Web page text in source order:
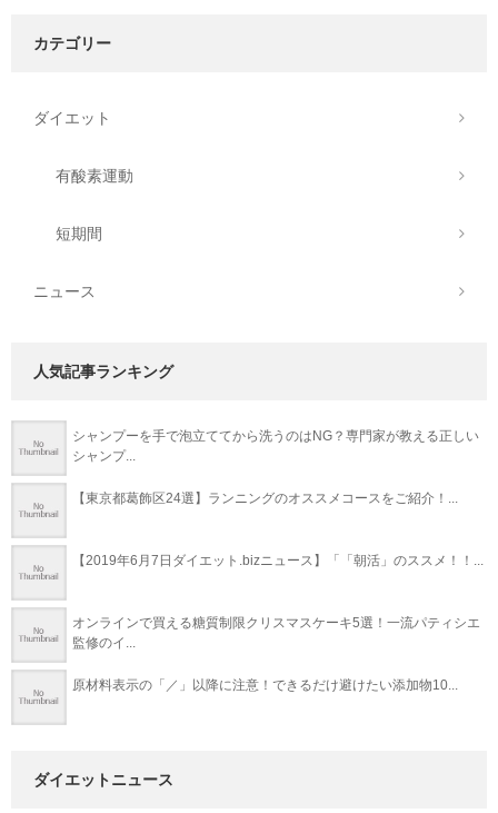
カテゴリー
ダイエット
有酸素運動
短期間
ニュース
人気記事ランキング
シャンプーを手で泡立ててから洗うのはNG？専門家が教える正しい
シャンプ...
【東京都葛飾区24選】ランニングのオススメコースをご紹介！...
【2019年6月7日ダイエット.bizニュース】「「朝活」のススメ！！...
オンラインで買える糖質制限クリスマスケーキ5選！一流パティシエ
監修のイ...
原材料表示の「／」以降に注意！できるだけ避けたい添加物10...
ダイエットニュース